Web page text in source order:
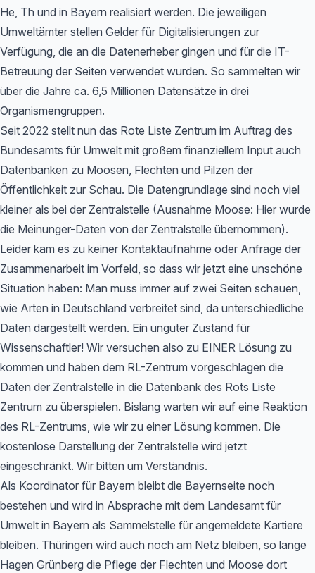
He, Th und in Bayern realisiert werden. Die jeweiligen
Umweltämter stellen Gelder für Digitalisierungen zur
Verfügung, die an die Datenerheber gingen und für die IT-
Betreuung der Seiten verwendet wurden. So sammelten wir
über die Jahre ca. 6,5 Millionen Datensätze in drei
Organismengruppen.
Seit 2022 stellt nun das Rote Liste Zentrum im Auftrag des
Bundesamts für Umwelt mit großem finanziellem Input auch
Datenbanken zu Moosen, Flechten und Pilzen der
Öffentlichkeit zur Schau. Die Datengrundlage sind noch viel
kleiner als bei der Zentralstelle (Ausnahme Moose: Hier wurde
die Meinunger-Daten von der Zentralstelle übernommen).
Leider kam es zu keiner Kontaktaufnahme oder Anfrage der
Zusammenarbeit im Vorfeld, so dass wir jetzt eine unschöne
Situation haben: Man muss immer auf zwei Seiten schauen,
wie Arten in Deutschland verbreitet sind, da unterschiedliche
Daten dargestellt werden. Ein unguter Zustand für
Wissenschaftler! Wir versuchen also zu EINER Lösung zu
kommen und haben dem RL-Zentrum vorgeschlagen die
Daten der Zentralstelle in die Datenbank des Rots Liste
Zentrum zu überspielen. Bislang warten wir auf eine Reaktion
des RL-Zentrums, wie wir zu einer Lösung kommen. Die
kostenlose Darstellung der Zentralstelle wird jetzt
eingeschränkt. Wir bitten um Verständnis.
Als Koordinator für Bayern bleibt die Bayernseite noch
bestehen und wird in Absprache mit dem Landesamt für
Umwelt in Bayern als Sammelstelle für angemeldete Kartiere
bleiben. Thüringen wird auch noch am Netz bleiben, so lange
Hagen Grünberg die Pflege der Flechten und Moose dort